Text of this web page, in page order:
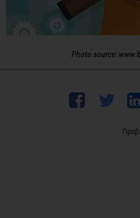
Photo source: